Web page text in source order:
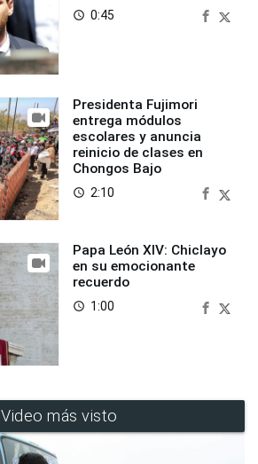
access_time 0:45
Presidenta Fujimori
entrega módulos
escolares y anuncia
reinicio de clases en
Chongos Bajo
access_time 2:10
Papa León XIV: Chiclayo
en su emocionante
recuerdo
access_time 1:00
Video más visto